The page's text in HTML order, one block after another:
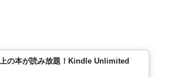
の本が読み放題！Kindle Unlimited